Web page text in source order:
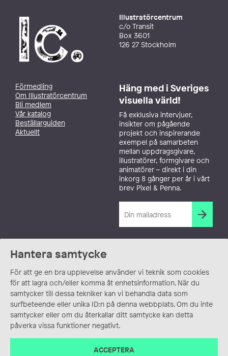
Hantera samtycke
För att ge en bra upplevelse använder vi teknik som cookies
för att lagra och/eller komma åt enhetsinformation. När du
samtycker till dessa tekniker kan vi behandla data som
surfbeteende eller unika ID:n på denna webbplats. Om du inte
samtycker eller om du återkallar ditt samtycke kan detta
påverka vissa funktioner negativt.
ACCEPTERA
Illustratörcentrum
c/o Transit
Box 3601
126 27 Stockholm
Förmedling
Om Illustratörcentrum
Bli medlem
Vår katalog
Beställarguiden
Aktuellt
Häng med i Sveriges
visuella värld!
Få exklusiva intervjuer,
insikter om pågående
projekt och inspirerande
exempel på samarbeten
mellan uppdragsgivare,
illustratörer, formgivare och
animatörer – direkt i din
inkorg 8 gånger per år i vårt
brev Pixel & Penna.